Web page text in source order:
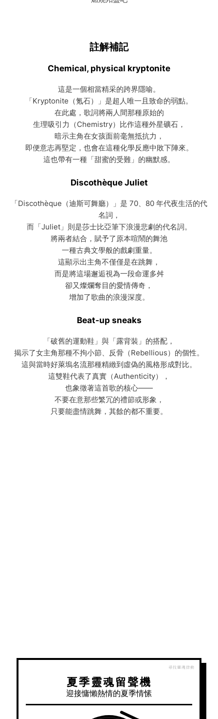
註解補記
Chemical, physical kryptonite
這是一個相當精采的跨界隱喻。
「Kryptonite（氪石）」是超人唯一且致命的弱點。
在此處，歌詞將兩人間那種原始的
生理吸引力（Chemistry）比作這種外星礦石，
暗示主角在女孩面前毫無抵抗力，
即便意志再堅定，也會在這種化學反應中敗下陣來。
這也帶有一種「甜蜜的受難」的幽默感。
Discothèque Juliet
「Discothèque（迪斯可舞廳）」是 70、80 年代夜生活的代
名詞，
而「Juliet」則是莎士比亞筆下浪漫悲劇的代名詞。
將兩者結合，賦予了原本喧鬧的舞池
一種古典文學般的戲劇重量。
這顯示出主角不僅僅是在跳舞，
而是將這場邂逅視為一段命運多舛
卻又燦爛奪目的愛情傳奇，
增加了歌曲的浪漫深度。
Beat-up sneaks
「破舊的運動鞋」與「露背裝」的搭配，
揭示了女主角那種不拘小節、反骨（Rebellious）的個性。
這與當時好萊塢名流那種精緻到虛偽的風格形成對比。
這雙鞋代表了真實（Authenticity），
也象徵著這首歌的核心——
不要在意那些繁冗的禮節或形象，
只要能盡情跳舞，其餘的都不重要。
夏季靈魂留聲機
迎接慵懶熱情的夏季情愫